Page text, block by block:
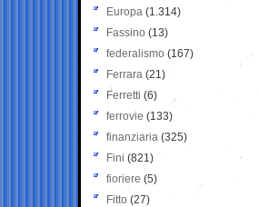
Europa (1.314)
Fassino (13)
federalismo (167)
Ferrara (21)
Ferretti (6)
ferrovie (133)
finanziaria (325)
Fini (821)
fioriere (5)
Fitto (27)